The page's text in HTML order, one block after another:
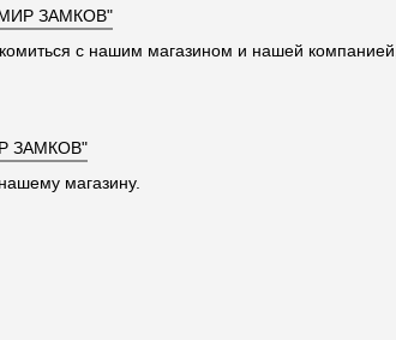
ЗАМКОВ"
с нашим магазином и нашей
ЗАМКОВ"
магазину.